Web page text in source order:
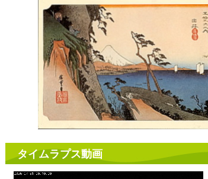
タイムラプス動画